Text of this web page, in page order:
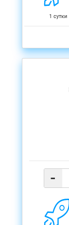
1 сутки
-